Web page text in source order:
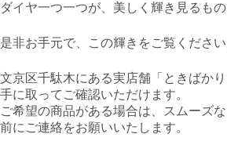
ダイヤ一つ一つが、美しく輝き見るもの
是非お手元で、この輝きをご覧ください
文京区千駄木にある実店舗「ときばか
手に取ってご確認いただけます。
ご希望の商品がある場合は、スムーズ
前にご連絡をお願いいたします。